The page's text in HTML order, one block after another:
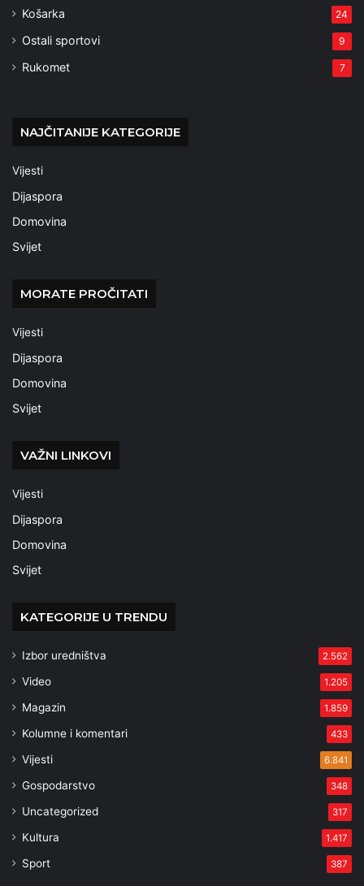
Košarka 24
Ostali sportovi 9
Rukomet 7
NAJČITANIJE KATEGORIJE
Vijesti
Dijaspora
Domovina
Svijet
MORATE PROČITATI
Vijesti
Dijaspora
Domovina
Svijet
VAŽNI LINKOVI
Vijesti
Dijaspora
Domovina
Svijet
KATEGORIJE U TRENDU
Izbor uredništva 2.562
Video 1.205
Magazin 1.859
Kolumne i komentari 433
Vijesti 6.841
Gospodarstvo 348
Uncategorized 317
Kultura 1.417
Sport 387